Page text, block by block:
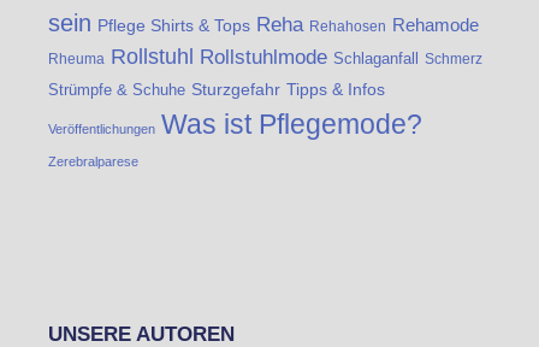
sein Pflege Shirts & Tops Reha Rehahosen Rehamode
Rheuma Rollstuhl Rollstuhlmode Schlaganfall Schmerz
Strümpfe & Schuhe Sturzgefahr Tipps & Infos
Veröffentlichungen Was ist Pflegemode?
Zerebralparese
UNSERE AUTOREN